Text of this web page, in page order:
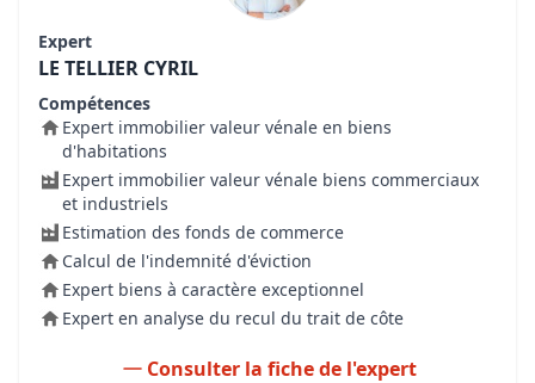
Expert
LE TELLIER CYRIL
Compétences
Expert immobilier valeur vénale en biens
d'habitations
Expert immobilier valeur vénale biens commerciaux
et industriels
Estimation des fonds de commerce
Calcul de l'indemnité d'éviction
Expert biens à caractère exceptionnel
Expert en analyse du recul du trait de côte
Consulter la fiche de l'expert